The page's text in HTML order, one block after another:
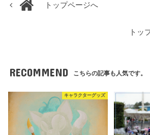
トップページへ
トッ
RECOMMEND こちらの記事も人気です。
キャラクターグッズ